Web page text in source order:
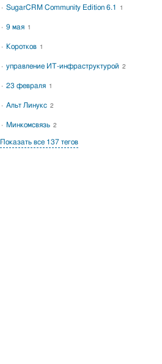
SugarCRM Community Edition 6.1 1
9 мая 1
Коротков 1
управление ИТ-инфраструктурой 2
23 февраля 1
Альт Линукс 2
Минкомсвязь 2
Показать все 137 тегов